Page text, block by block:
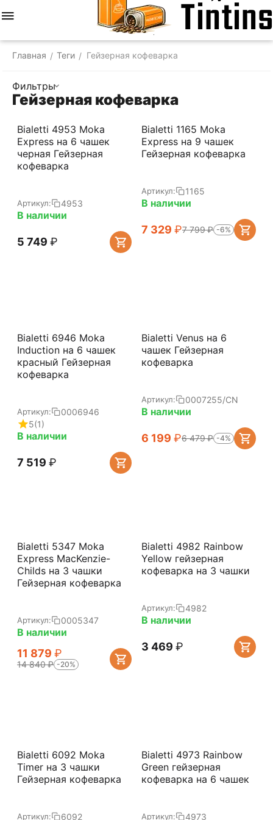
Главная / Теги / Гейзерная кофеварка
Фильтры
Гейзерная кофеварка
Bialetti 4953 Moka
Express на 6 чашек
черная Гейзерная
кофеварка
Артикул: 4953
В наличии
5 749 ₽
Bialetti 1165 Moka
Express на 9 чашек
Гейзерная кофеварка
Артикул: 1165
В наличии
7 329 ₽7 799₽ -6%
Bialetti 6946 Moka
Induction на 6 чашек
красный Гейзерная
кофеварка
Артикул:
0006946
5(1)
В наличии
7 519 ₽
Bialetti Venus на 6
чашек Гейзерная
кофеварка
Артикул: 0007255/CN
В наличии
6 199 ₽6 479₽ -4%
Bialetti 5347 Moka
Express MacKenzie-
Childs на 3 чашки
Гейзерная кофеварка
Артикул: 0005347
В наличии
11 879 ₽
14 840₽ -20%
Bialetti 4982 Rainbow
Yellow гейзерная
кофеварка на 3 чашки
Артикул: 4982
В наличии
3 469 ₽
Bialetti 6092 Moka
Timer на 3 чашки
Гейзерная кофеварка
Артикул: 6092
Bialetti 4973 Rainbow
Green гейзерная
кофеварка на 6 чашек
Артикул: 4973
Корзина Отложенные
товары
Аккаунт